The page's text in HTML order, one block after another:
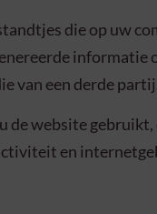
die op uw
van een derde
de website
en